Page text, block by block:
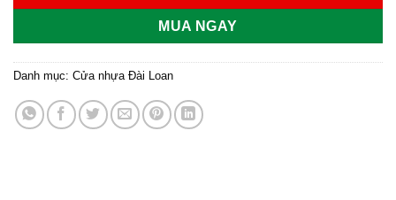
MUA NGAY
Danh mục: Cửa nhựa Đài Loan